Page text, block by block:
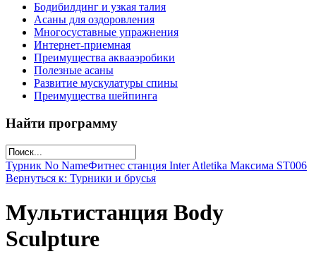
Бодибилдинг и узкая талия
Асаны для оздоровления
Многосуставные упражнения
Интернет-приемная
Преимущества аквааэробики
Полезные асаны
Развитие мускулатуры спины
Преимущества шейпинга
Найти программу
Турник No NameФитнес станция Inter Atletika Максима SТ006
Вернуться к: Турники и брусья
Мультистанция Body
Sculpture